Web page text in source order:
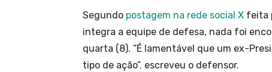
Segundo postagem na rede social X feita
integra a equipe de defesa, nada foi
quarta (8). “É lamentável que um ex-
tipo de ação”, escreveu o defensor.